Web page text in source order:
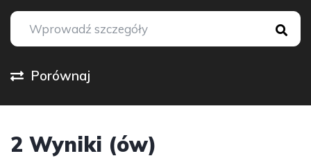
Porównaj
2 Wyniki (ów)